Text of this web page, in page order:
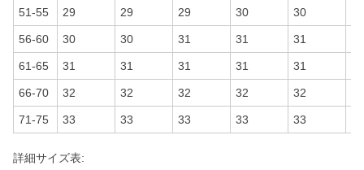
51-55 29 29 29 30 30
56-60 30 30 31 31 31
61-65 31 31 31 31 31
66-70 32 32 32 32 32
71-75 33 33 33 33 33
詳細サイズ表: